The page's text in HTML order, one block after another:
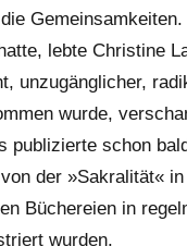
lebte Christine
unzugänglicher,
wurde,
publizierte schon
der »Sakralität«
Büchereien in
wurden.